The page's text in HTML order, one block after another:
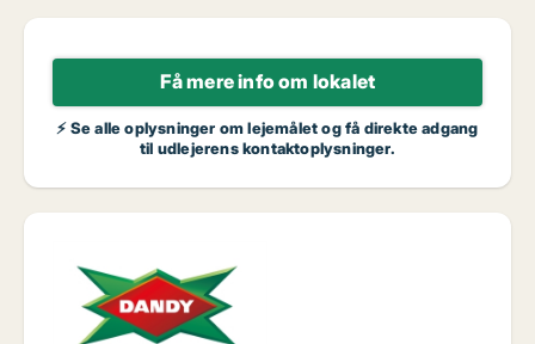
Få mere info om lokalet
⚡ Se alle oplysninger om lejemålet og få direkte adgang
til udlejerens kontaktoplysninger.